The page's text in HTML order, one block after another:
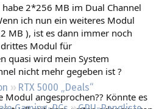
RTX 5000 „Deals“
2*256 MB im Dual Channel
ich nun ein weiteres Modul
MB ), ist es dann immer noch
drittes Modul für
quasi wird mein System
nicht mehr gegeben ist ?
angesprochen?? Könnte es